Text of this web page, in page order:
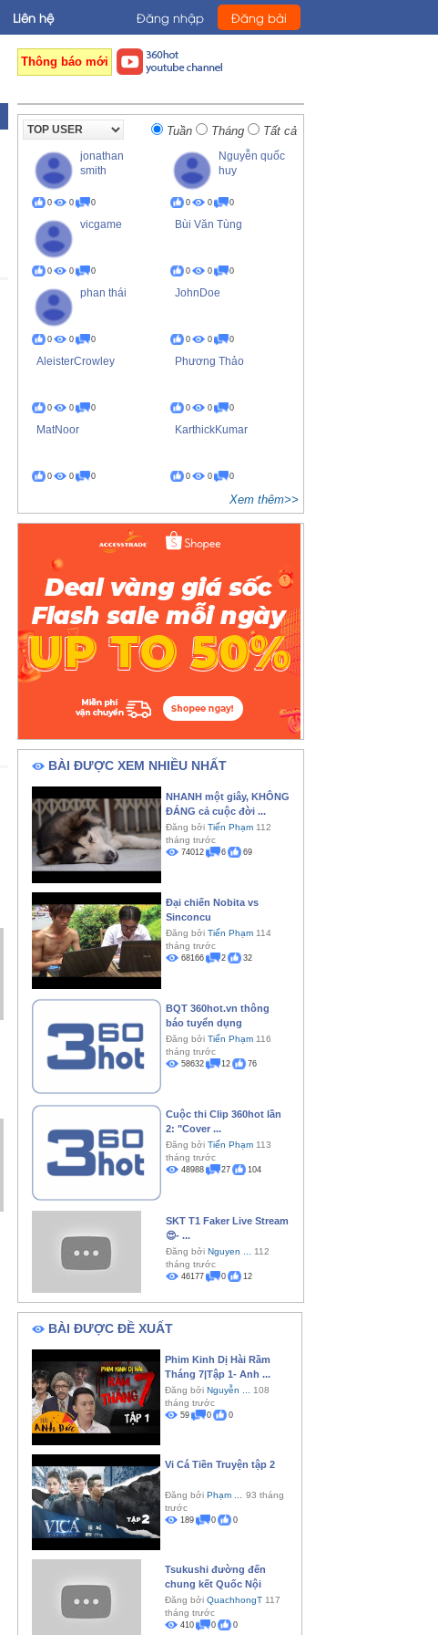
Liên hệ Đăng nhập Đăng bài
Thông báo mới
Tuần Tháng Tất cả
jonathan
smith
0 0 0
Nguyễn quốc
huy
0 0 0
vicgame
0 0 0
Bùi Văn Tùng
0 0 0
phan thái
0 0 0
JohnDoe
0 0 0
AleisterCrowley
0 0 0
Phương Thảo
0 0 0
MatNoor
0 0 0
KarthickKumar
0 0 0
Xem thêm>>
BÀI ĐƯỢC XEM NHIỀU NHẤT
NHANH một giây, KHÔNG
ĐÁNG cả cuộc đời ...
Đăng bởi Tiến Phạm112
tháng trước
74012 6 69
Đại chiến Nobita vs
Sinconcu
Đăng bởi Tiến Phạm114
tháng trước
68166 2 32
BQT 360hot.vn thông
báo tuyển dụng
Đăng bởi Tiến Phạm116
tháng trước
58632 12 76
Cuộc thi Clip 360hot lần
2: "Cover ...
Đăng bởi Tiến Phạm113
tháng trước
48988 27 104
SKT T1 Faker Live Stream
😍- ...
Đăng bởi Nguyen ...
112
tháng trước
46177 0 12
BÀI ĐƯỢC ĐỀ XUẤT
Phim Kinh Dị Hài Rầm
Tháng 7|Tập 1- Anh ...
Đăng bởi Nguyễn ...
108
tháng trước
59 0 0
Vi Cá Tiền Truyện tập 2
Đăng bởi Phạm ...
93 tháng
trước
189 0 0
Tsukushi đường đến
chung kết Quốc Nội
Đăng bởi QuachhongT117
tháng trước
410 0 0